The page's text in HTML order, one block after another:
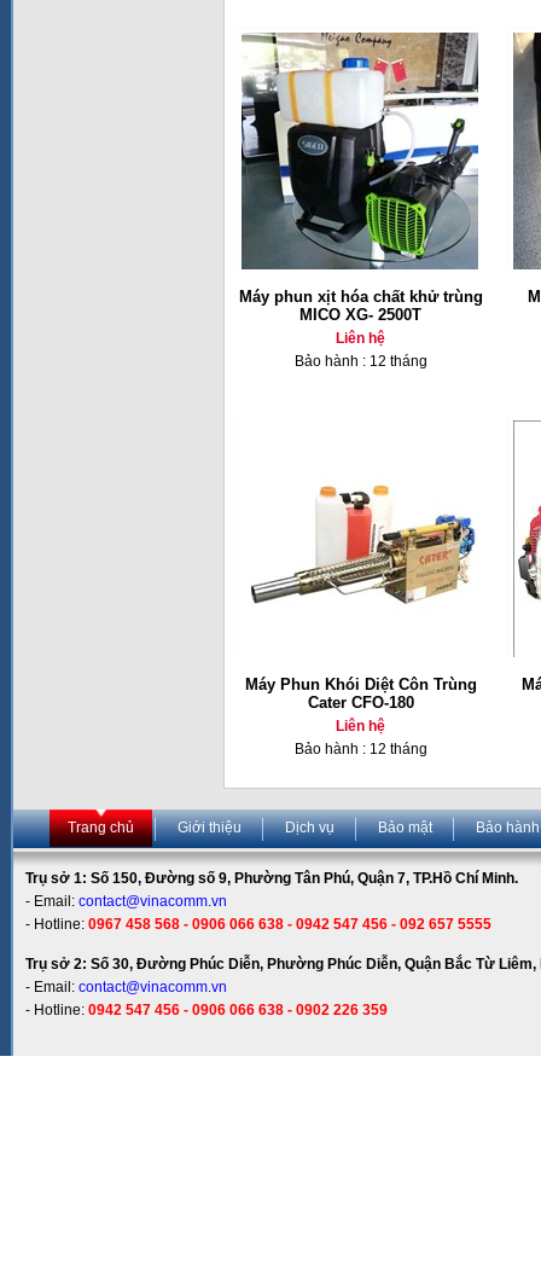
Máy phun xịt hóa chất khử trùng
MICO XG- 2500T
Liên hệ
Bảo hành : 12 tháng
Máy Phun Khói Diệt Côn Trùng
Cater CFO-180
Liên hệ
Bảo hành : 12 tháng
Trang chủ Giới thiệu Dịch vụ Bảo mật Bảo hành
Trụ sở 1: Số 150, Đường số 9, Phường Tân Phú, Quận 7, TP.Hồ Chí Minh.
- Email: contact@vinacomm.vn
- Hotline: 0967 458 568 - 0906 066 638 - 0942 547 456 - 092 657 5555
Trụ sở 2: Số 30, Đường Phúc Diễn, Phường Phúc Diễn, Quận Bắc Từ Liêm,
- Email: contact@vinacomm.vn
- Hotline: 0942 547 456 - 0906 066 638 - 0902 226 359